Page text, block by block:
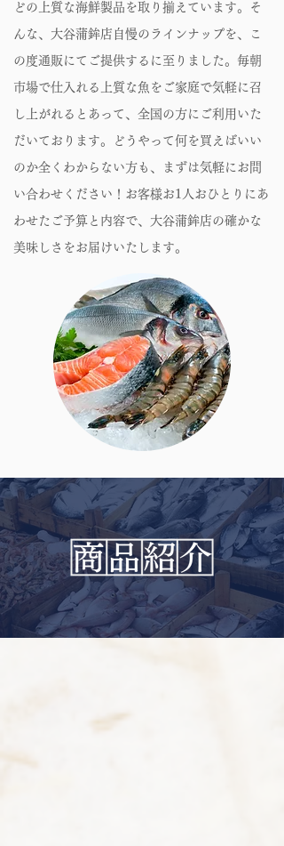
どの上質な海鮮製品を取り揃えています。そ
んな、大谷蒲鉾店自慢のラインナップを、こ
の度通販にてご提供するに至りました。毎朝
市場で仕入れる上質な魚をご家庭で気軽に召
し上がれるとあって、全国の方にご利用いた
だいております。どうやって何を買えばいい
のか全くわからない方も、まずは気軽にお問
い合わせください！お客様お1人おひとりにあ
わせたご予算と内容で、大谷蒲鉾店の確かな
美味しさをお届けいたします。